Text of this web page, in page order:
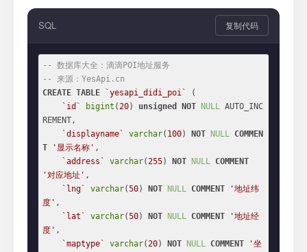
SQL 复制代码
-- 数据库大全：滴滴POI地址服务
-- 来源：YesApi.cn
CREATE TABLE `yesapi_didi_poi`
(
`id`
bigint (20) unsigned NOT NULL AUTO_INC
REMENT,
`displayname`
varchar( 100) NOT NULL COMMEN
T
'显示名称' ,
`address`
varchar(255) NOT NULL COMMENT
'对应地址' ,
`lng`
varchar(50) NOT NULL COMMENT
'地址纬
度' ,
`lat`
varchar(50) NOT NULL COMMENT
'地址经
度' ,
`maptype`
varchar(20) NOT NULL COMMENT
'坐